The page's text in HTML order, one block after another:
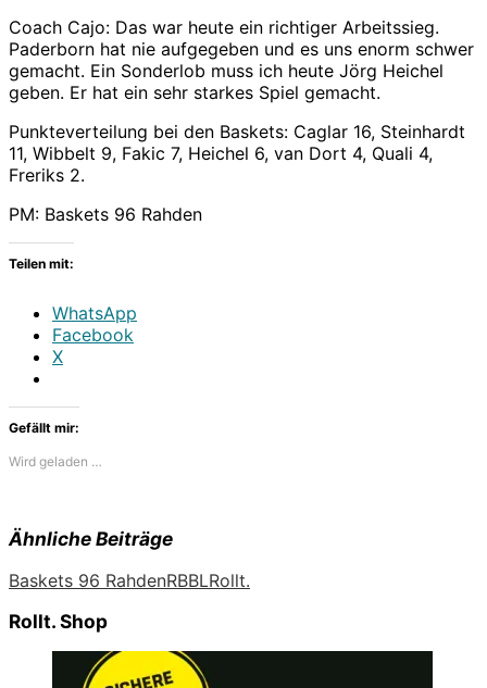
Coach Cajo: Das war heute ein richtiger Arbeitssieg.
Paderborn hat nie aufgegeben und es uns enorm schwer
gemacht. Ein Sonderlob muss ich heute Jörg Heichel
geben. Er hat ein sehr starkes Spiel gemacht.
Punkteverteilung bei den Baskets: Caglar 16, Steinhardt
11, Wibbelt 9, Fakic 7, Heichel 6, van Dort 4, Quali 4,
Freriks 2.
PM: Baskets 96 Rahden
Teilen mit:
WhatsApp
Facebook
X
Gefällt mir:
Wird geladen …
Ähnliche Beiträge
Baskets 96 RahdenRBBLRollt.
Rollt. Shop